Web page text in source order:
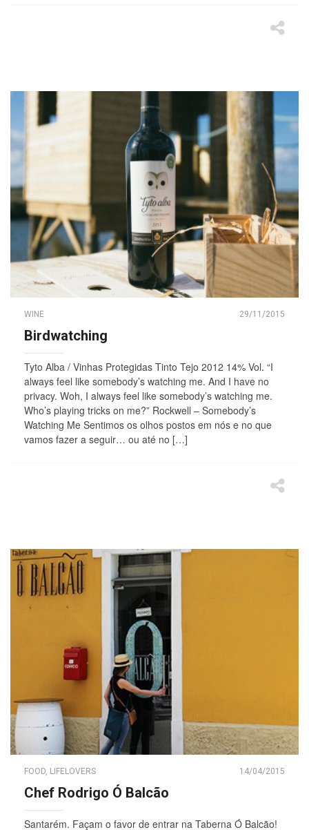
WINE 29/11/2015
Birdwatching
Tyto Alba / Vinhas Protegidas Tinto Tejo 2012 14% Vol. “I
always feel like somebody’s watching me. And I have no
privacy. Woh, I always feel like somebody’s watching me.
Who’s playing tricks on me?” Rockwell – Somebody’s
Watching Me Sentimos os olhos postos em nós e no que
vamos fazer a seguir… ou até no […]
FOOD, LIFELOVERS 14/04/2015
Chef Rodrigo Ó Balcão
Santarém. Façam o favor de entrar na Taberna Ó Balcão!